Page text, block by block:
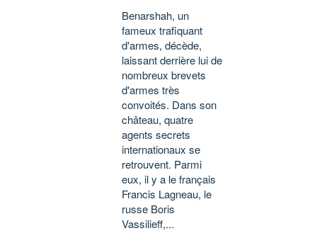
Benarshah, un
fameux trafiquant
d'armes, décède,
laissant derrière lui de
nombreux brevets
d'armes très
convoités. Dans son
château, quatre
agents secrets
internationaux se
retrouvent. Parmi
eux, il y a le français
Francis Lagneau, le
russe Boris
Vassilieff,...